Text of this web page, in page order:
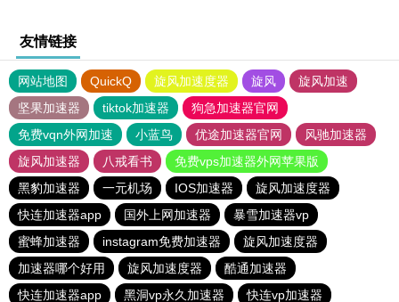
友情链接
网站地图 QuickQ 旋风加速度器 旋风
旋风加速
坚果加速器
tiktok加速器
狗急加速器官网
免费vqn外网加速
小蓝鸟 优途加速器官网
风驰加速器
旋风加速器
八戒看书
免费vps加速器外网苹果版
黑豹加速器
一元机场 IOS加速器
旋风加速度器
快连加速器app
国外上网加速器
暴雪加速器vp
蜜蜂加速器
instagram免费加速器
旋风加速度器
加速器哪个好用
旋风加速度器
酷通加速器
快连加速器app
黑洞vp永久加速器 快连vp加速器